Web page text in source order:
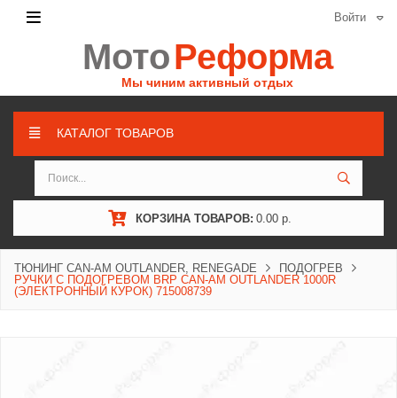
Войти
МотоРеформа
Мы чиним активный отдых
КАТАЛОГ ТОВАРОВ
КОРЗИНА ТОВАРОВ: 0.00 р.
ТЮНИНГ CAN-AM OUTLANDER, RENEGADE
ПОДОГРЕВ
РУЧКИ С ПОДОГРЕВОМ BRP CAN-AM OUTLANDER 1000R
(ЭЛЕКТРОННЫЙ КУРОК) 715008739